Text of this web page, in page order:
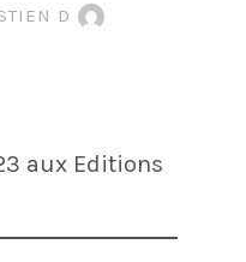
DESSINÉE
D
aux Editions